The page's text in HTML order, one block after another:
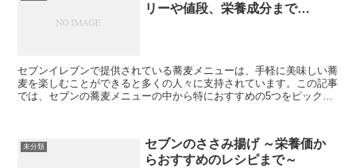
リーや値段、栄養成分まで…
セブンイレブンで提供されている蕎麦メニューは、手軽に美味しい蕎
麦を楽しむことができると多くの人々に支持されています。この記事
では、セブンの蕎麦メニューの中から特におすすめの5つをピックア
未分類
セブンのささみ揚げ ～栄養価か
らおすすめのレシピまで～